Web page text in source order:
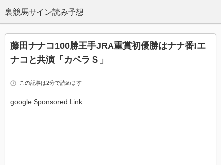
藤田ナナコ100勝王手JRA重賞初優勝はナナ番!エ
ナコと共演「カペラＳ」
この記事は2分で読めます
google Sponsored Link